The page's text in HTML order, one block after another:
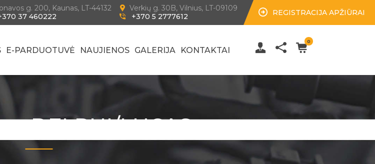
REGISTRACIJA APŽIŪRAI
g. 200, Kaunas, LT-44132
37 460222
Verkių g. 30B, Vilnius, LT-09109
+370 5 2777612
E-PARDUOTUVĖ NAUJIENOS GALERIJA KONTAKTAI
0
DELPHI/LUCAS